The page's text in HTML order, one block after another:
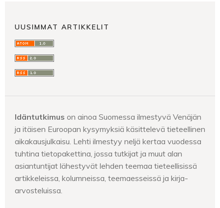
UUSIMMAT ARTIKKELIT
Idäntutkimus on ainoa Suomessa ilmestyvä Venäjän
ja itäisen Euroopan kysymyksiä käsittelevä tieteellinen
aikakausjulkaisu. Lehti ilmestyy neljä kertaa vuodessa
tuhtina tietopakettina, jossa tutkijat ja muut alan
asiantuntijat lähestyvät lehden teemaa tieteellisissä
artikkeleissa, kolumneissa, teemaesseissä ja kirja-
arvosteluissa.